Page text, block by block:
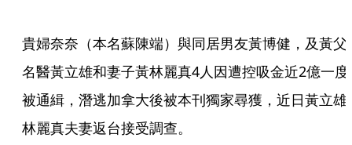
貴婦奈奈（本名蘇陳端）與同居男友黃博健，及黃父
名醫黃立雄和妻子黃林麗真4人因遭控吸金近2億一度
被通緝，潛逃加拿大後被本刊獨家尋獲，近日黃立雄
林麗真夫妻返台接受調查。